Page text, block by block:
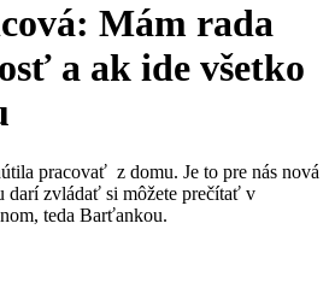
Mám rada
a ak ide všetko
pracovať z domu. Je to pre nás nová
darí zvládať si môžete prečítať v
teda Barťankou.